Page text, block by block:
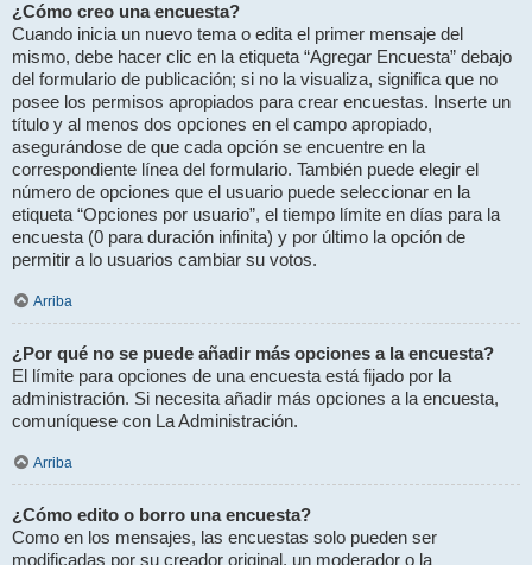
¿Cómo creo una encuesta?
Cuando inicia un nuevo tema o edita el primer mensaje del
mismo, debe hacer clic en la etiqueta “Agregar Encuesta” debajo
del formulario de publicación; si no la visualiza, significa que no
posee los permisos apropiados para crear encuestas. Inserte un
título y al menos dos opciones en el campo apropiado,
asegurándose de que cada opción se encuentre en la
correspondiente línea del formulario. También puede elegir el
número de opciones que el usuario puede seleccionar en la
etiqueta “Opciones por usuario”, el tiempo límite en días para la
encuesta (0 para duración infinita) y por último la opción de
permitir a lo usuarios cambiar su votos.
Arriba
¿Por qué no se puede añadir más opciones a la encuesta?
El límite para opciones de una encuesta está fijado por la
administración. Si necesita añadir más opciones a la encuesta,
comuníquese con La Administración.
Arriba
¿Cómo edito o borro una encuesta?
Como en los mensajes, las encuestas solo pueden ser
modificadas por su creador original, un moderador o la